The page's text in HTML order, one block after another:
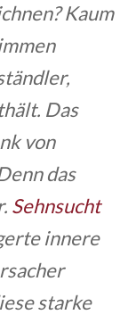
Kaum
Das
von
das
Sehnsucht
innere
starke